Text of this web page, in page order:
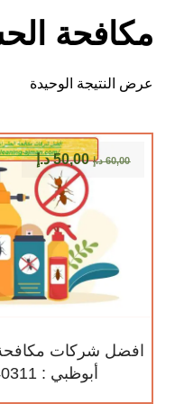
مكافحة
عرض النتيجة الوحيدة
افضل شركات
أبوظبي : 0501640311
60,00 د.إ 50,00 د.إ